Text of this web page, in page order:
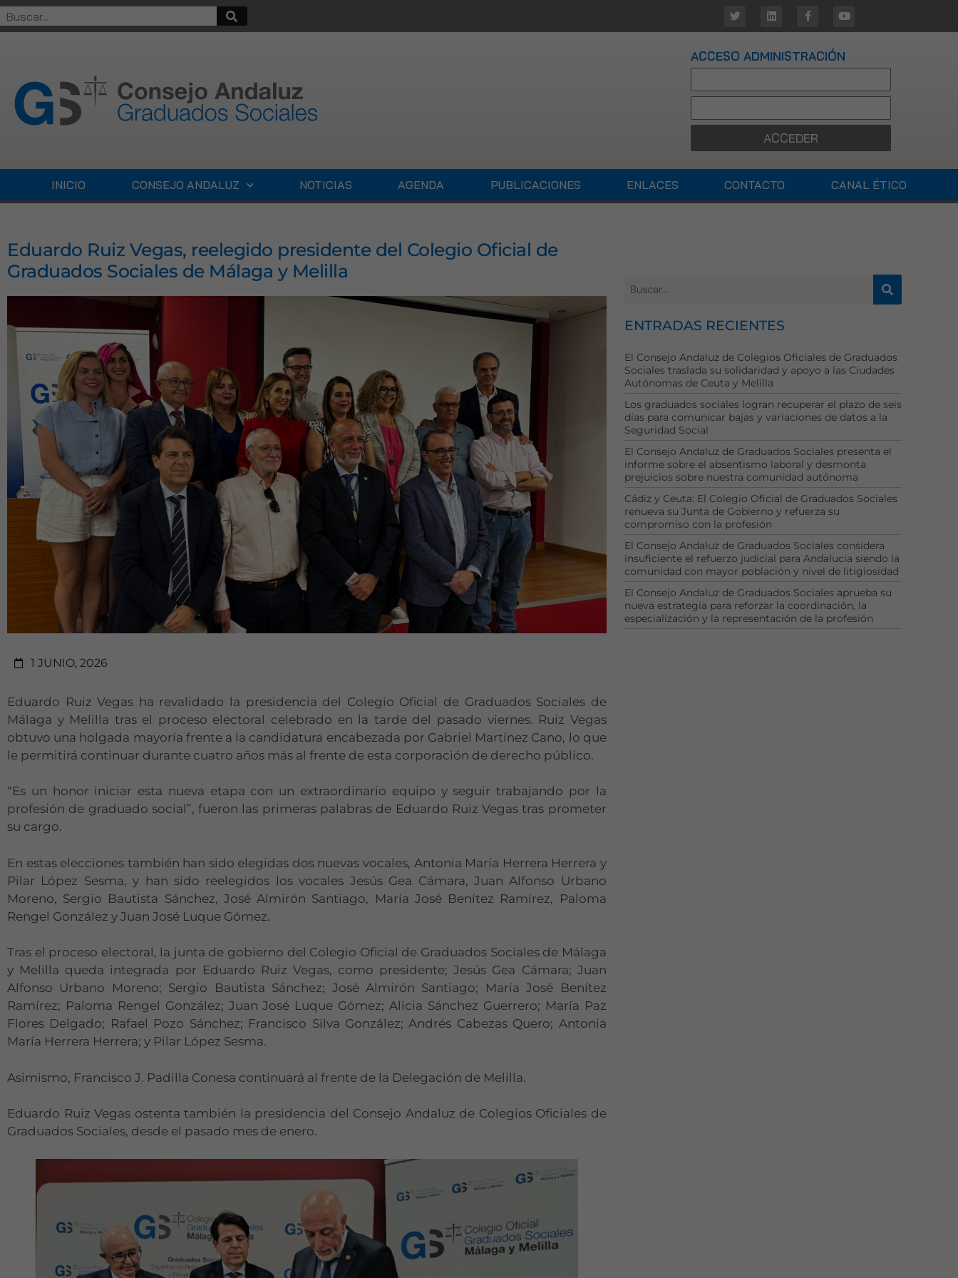
ACCESO ADMINISTRACIÓN
ACCEDER
INICIO CONSEJO ANDALUZ NOTICIAS AGENDA PUBLICACIONES ENLACES CONTACTO CANAL ÉTICO
Eduardo Ruiz Vegas, reelegido presidente del Colegio Oficial de
Graduados Sociales de Málaga y Melilla
1 JUNIO, 2026
Eduardo Ruiz Vegas ha revalidado la presidencia del Colegio Oficial de Graduados Sociales de
Málaga y Melilla tras el proceso electoral celebrado en la tarde del pasado viernes. Ruiz Vegas
obtuvo una holgada mayoría frente a la candidatura encabezada por Gabriel Martínez Cano, lo que
le permitirá continuar durante cuatro años más al frente de esta corporación de derecho público.
“Es un honor iniciar esta nueva etapa con un extraordinario equipo y seguir trabajando por la
profesión de graduado social”, fueron las primeras palabras de Eduardo Ruiz Vegas tras prometer
su cargo.
En estas elecciones también han sido elegidas dos nuevas vocales, Antonia María Herrera Herrera y
Pilar López Sesma, y han sido reelegidos los vocales Jesús Gea Cámara, Juan Alfonso Urbano
Moreno, Sergio Bautista Sánchez, José Almirón Santiago, María José Benítez Ramírez, Paloma
Rengel González y Juan José Luque Gómez.
Tras el proceso electoral, la junta de gobierno del Colegio Oficial de Graduados Sociales de Málaga
y Melilla queda integrada por Eduardo Ruiz Vegas, como presidente; Jesús Gea Cámara; Juan
Alfonso Urbano Moreno; Sergio Bautista Sánchez; José Almirón Santiago; María José Benítez
Ramírez; Paloma Rengel González; Juan José Luque Gómez; Alicia Sánchez Guerrero; María Paz
Flores Delgado; Rafael Pozo Sánchez; Francisco Silva González; Andrés Cabezas Quero; Antonia
María Herrera Herrera; y Pilar López Sesma.
Asimismo, Francisco J. Padilla Conesa continuará al frente de la Delegación de Melilla.
Eduardo Ruiz Vegas ostenta también la presidencia del Consejo Andaluz de Colegios Oficiales de
Graduados Sociales, desde el pasado mes de enero.
ENTRADAS RECIENTES
El Consejo Andaluz de Colegios Oficiales de Graduados
Sociales traslada su solidaridad y apoyo a las Ciudades
Autónomas de Ceuta y Melilla
Los graduados sociales logran recuperar el plazo de seis
días para comunicar bajas y variaciones de datos a la
Seguridad Social
El Consejo Andaluz de Graduados Sociales presenta el
informe sobre el absentismo laboral y desmonta
prejuicios sobre nuestra comunidad autónoma
Cádiz y Ceuta: El Colegio Oficial de Graduados Sociales
renueva su Junta de Gobierno y refuerza su
compromiso con la profesión
El Consejo Andaluz de Graduados Sociales considera
insuficiente el refuerzo judicial para Andalucía siendo la
comunidad con mayor población y nivel de litigiosidad
El Consejo Andaluz de Graduados Sociales aprueba su
nueva estrategia para reforzar la coordinación, la
especialización y la representación de la profesión